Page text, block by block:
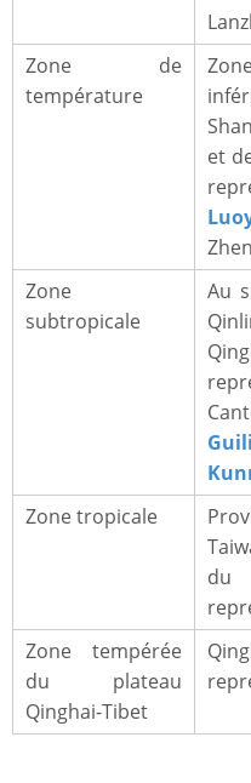
Zone de
température
et
Zone
subtropicale
Au
Zone tropicale
Zone tempérée
du plateau
Qinghai-Tibet